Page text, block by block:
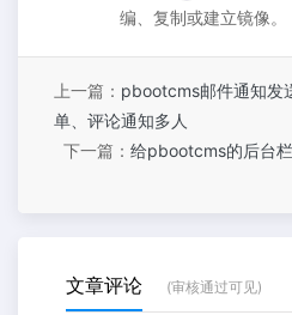
编、复制或建立镜像。
上一篇： pbootcms邮件通知发
单、评论通知多人
下一篇： 给pbootcms的后台
文章评论 (审核通过可见)